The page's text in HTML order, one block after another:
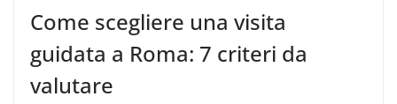
Come scegliere una visita
guidata a Roma: 7 criteri da
valutare